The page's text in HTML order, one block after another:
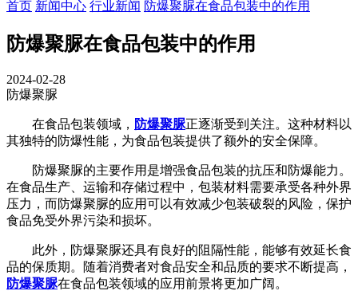
首页 新闻中心 行业新闻 防爆聚脲在食品包装中的作用
防爆聚脲在食品包装中的作用
2024-02-28
防爆聚脲
在食品包装领域， 防爆聚脲正逐渐受到关注。这种材料以
其独特的防爆性能，为食品包装提供了额外的安全保障。
防爆聚脲的主要作用是增强食品包装的抗压和防爆能力。
在食品生产、运输和存储过程中，包装材料需要承受各种外界
压力，而防爆聚脲的应用可以有效减少包装破裂的风险，保护
食品免受外界污染和损坏。
此外，防爆聚脲还具有良好的阻隔性能，能够有效延长食
品的保质期。随着消费者对食品安全和品质的要求不断提高，
防爆聚脲在食品包装领域的应用前景将更加广阔。